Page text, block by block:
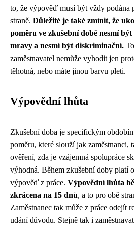
to, že výpověď musí být vždy podána
straně. Důležité je také zmínit, že
poměru ve zkušební době nesmí
mravy a nesmí být diskriminační.
zaměstnavatel nemůže vyhodit jen
těhotná, nebo máte jinou barvu pleti.
Výpovědní lhůta
Zkušební doba je specifickým
poměru, které slouží jak zaměstnanci,
ověření, zda je vzájemná spolupráce
výhodná. Během zkušební doby platí
výpověď z práce. Výpovědní lhůta
zkrácena na 15 dnů, a to pro obě
Zaměstnanec tak může z práce odejít
udání důvodu. Stejně tak i